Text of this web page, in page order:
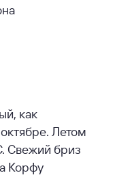
как
Летом
Свежий бриз
Корфу